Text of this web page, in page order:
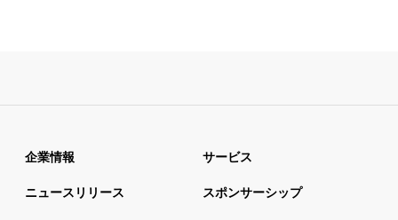
企業情報 サービス
ニュースリリース スポンサーシップ